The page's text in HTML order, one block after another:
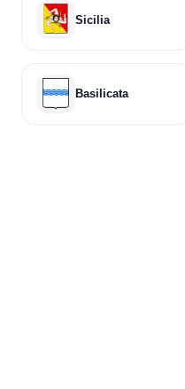
Sicilia
Basilicata